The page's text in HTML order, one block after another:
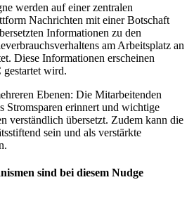
werden auf einer zentralen
Nachrichten mit einer Botschaft
Informationen zu den
am Arbeitsplatz an
Diese Informationen erscheinen
gestartet wird.
Ebenen: Die Mitarbeitenden
Stromsparen erinnert und wichtige
verständlich übersetzt. Zudem kann die
sein und als verstärkte
sind bei diesem Nudge